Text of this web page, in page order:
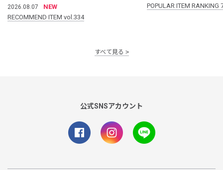
2026.08.07
NEW
RECOMMEND ITEM vol.334
POPULAR ITEM
すべて見る
公式SNSアカウント